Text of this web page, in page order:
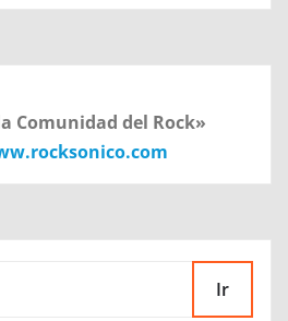
Comunidad del Rock»
Ir